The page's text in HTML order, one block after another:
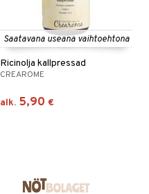
Saatavana useana vaihtoehtona
Ricinolja kallpressad
CREAROME
alk. 5,90 €